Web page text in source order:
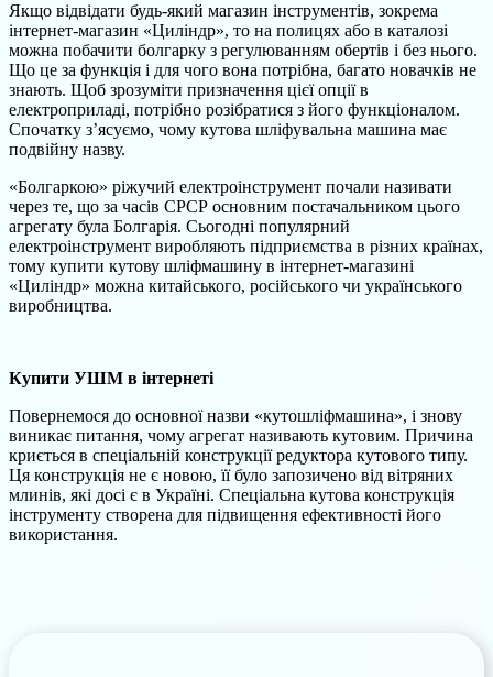
Якщо відвідати будь-який магазин інструментів, зокрема
інтернет-магазин «Циліндр», то на полицях або в каталозі
можна побачити болгарку з регулюванням обертів і без нього.
Що це за функція і для чого вона потрібна, багато новачків не
знають. Щоб зрозуміти призначення цієї опції в
електроприладі, потрібно розібратися з його функціоналом.
Спочатку з’ясуємо, чому кутова шліфувальна машина має
подвійну назву.
«Болгаркою» ріжучий електроінструмент почали називати
через те, що за часів СРСР основним постачальником цього
агрегату була Болгарія. Сьогодні популярний
електроінструмент виробляють підприємства в різних країнах,
тому купити кутову шліфмашину в інтернет-магазині
«Циліндр» можна китайського, російського чи українського
виробництва.
Купити УШМ в інтернеті
Повернемося до основної назви «кутошліфмашина», і знову
виникає питання, чому агрегат називають кутовим. Причина
криється в спеціальній конструкції редуктора кутового типу.
Ця конструкція не є новою, її було запозичено від вітряних
млинів, які досі є в Україні. Спеціальна кутова конструкція
інструменту створена для підвищення ефективності його
використання.